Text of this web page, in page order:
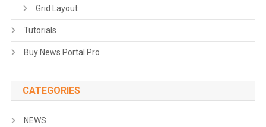
Grid Layout
Tutorials
Buy News Portal Pro
CATEGORIES
NEWS